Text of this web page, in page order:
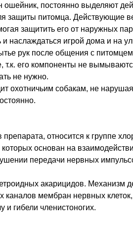
ошейник, постоянно выделяют
защиты питомца. Действующие
защитить его от наружных
наслаждаться игрой дома и на
рук после общения с
т.к. его компоненты не
не нужно.
охотничьим собакам, не
относится к группе
основан на
передачи нервных
акарицидов. Механизм
каналов мембран нервных
и гибели членистоногих.